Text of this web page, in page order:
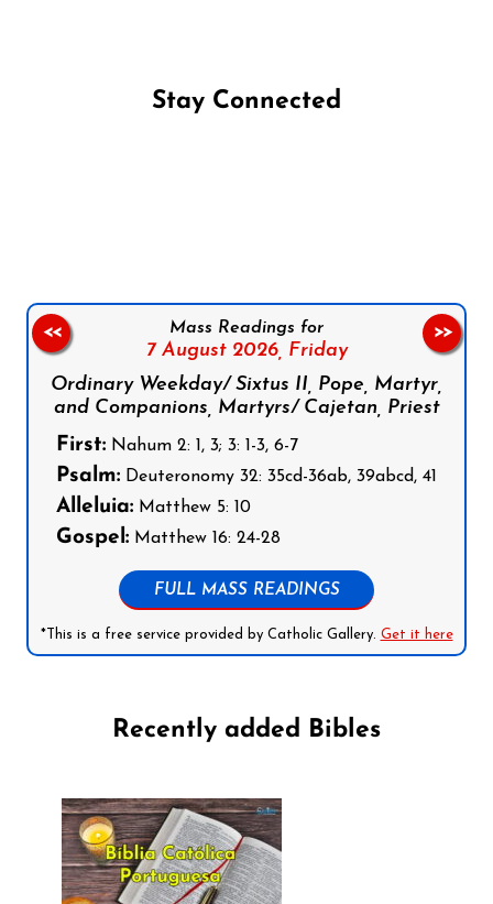
Stay Connected
Mass Readings for
7 August 2026, Friday
Ordinary Weekday/ Sixtus II, Pope, Martyr,
and Companions, Martyrs/ Cajetan, Priest
First: Nahum 2: 1, 3; 3: 1-3, 6-7
Psalm: Deuteronomy 32: 35cd-36ab, 39abcd, 41
Alleluia: Matthew 5: 10
Gospel: Matthew 16: 24-28
FULL MASS READINGS
*This is a free service provided by Catholic Gallery. Get it here
<< >>
Recently added Bibles